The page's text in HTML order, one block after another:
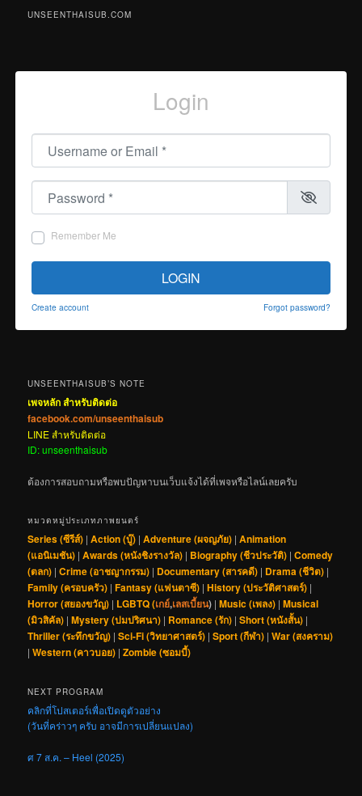
UNSEENTHAISUB.COM
Login
Username or Email
Password
Remember Me
LOGIN
Create account Forgot password?
UNSEENTHAISUB’S NOTE
เพจหลัก สำหรับติดต่อ
facebook.com/unseenthaisub
LINE สำหรับติดต่อ
ID: unseenthaisub
ต้องการสอบถามหรือพบปัญหาบนเว็บแจ้งได้ที่เพจหรือไลน์เลยครับ
หมวดหมู่ประเภทภาพยนตร์
Series (ซีรีส์) |Action (บู๊) |Adventure (ผจญภัย) |Animation
(แอนิเมชัน) |Awards (หนังชิงรางวัล) | Biography (ชีวประวัติ) |Comedy
(ตลก) |Crime (อาชญากรรม) | Documentary (สารคดี) | Drama (ชีวิต) |
Family (ครอบครัว) |Fantasy (แฟนตาซี) |History (ประวัติศาสตร์) |
Horror (สยองขวัญ) | LGBTQ (เกย์,เลสเบี้ยน) |Music (เพลง) |Musical
(มิวสิคัล) |Mystery (ปมปริศนา) | Romance (รัก) |Short (หนังสั้น) |
Thriller (ระทึกขวัญ) |Sci-Fi (วิทยาศาสตร์) |Sport (กีฬา) |War (สงคราม)
|Western (คาวบอย) |Zombie (ซอมบี้)
NEXT PROGRAM
คลิกที่โปสเตอร์เพื่อเปิดดูตัวอย่าง
(วันที่คร่าวๆ ครับ อาจมีการเปลี่ยนแปลง)
ศ 7 ส.ค. – Heel (2025)